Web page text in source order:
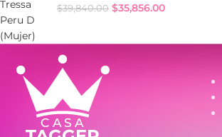
$39,840.00 $35,856.00